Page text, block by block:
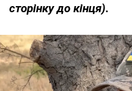
сторінку до кінця).